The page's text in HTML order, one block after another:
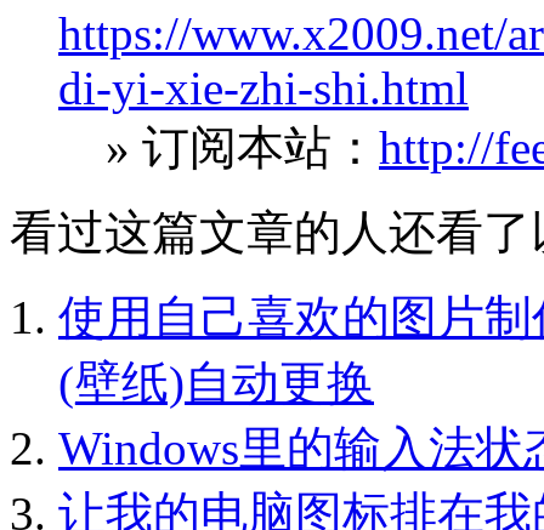
https://www.x2009.net/
di-yi-xie-zhi-shi.html
» 订阅本站： http://
看过这篇文章的人还看
使用自己喜欢的图片
(壁纸)自动更换
Windows里的输入法
让我的电脑图标排在